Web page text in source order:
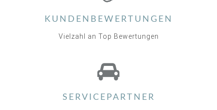
KUNDENBEWERTUNGEN
Vielzahl an Top Bewertungen
SERVICEPARTNER